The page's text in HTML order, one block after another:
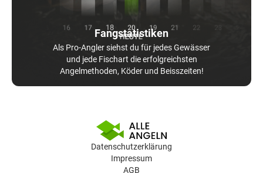
Fangstatistiken
Als Pro-Angler siehst du für jedes Gewässer
und jede Fischart die erfolgreichsten
Angelmethoden, Köder und Beisszeiten!
Datenschutzerklärung
Impressum
AGB